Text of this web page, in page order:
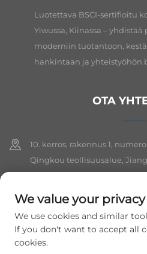
Luotettava BSCI-sertifioitu
Yiwussa, Kiinassa –
moderniin tuotantoon,
hankintaan ja yhteistyöhön
OTA
10. kerros, rakennus 1,
Qingkou teollisuusalue,
+86-
[email
We value your privacy
We use cookies and similar
If you don't want to accept all
cookies.